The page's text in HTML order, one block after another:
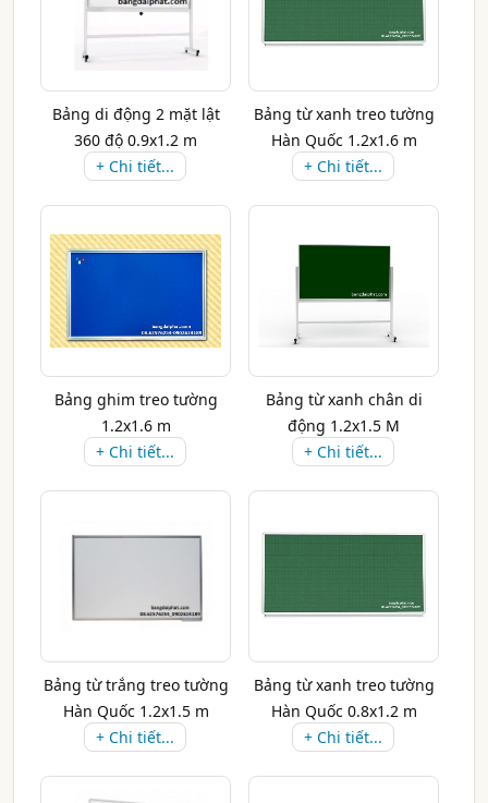
Bảng di động 2 mặt lật
360 độ 0.9x1.2 m
+ Chi tiết...
Bảng từ xanh treo tường
Hàn Quốc 1.2x1.6 m
+ Chi tiết...
Bảng ghim treo tường
1.2x1.6 m
+ Chi tiết...
Bảng từ xanh chân di
động 1.2x1.5 M
+ Chi tiết...
Bảng từ trắng treo tường
Hàn Quốc 1.2x1.5 m
+ Chi tiết...
Bảng từ xanh treo tường
Hàn Quốc 0.8x1.2 m
+ Chi tiết...